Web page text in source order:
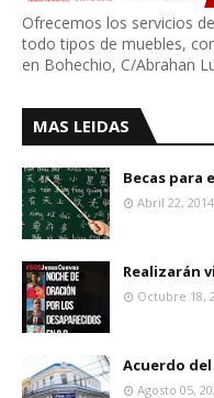
Ofrecemos los servicios
todo tipos de muebles,
en Bohechio, C/Abrahan
MAS LEIDAS
Becas para
Abril 22, 2014
Realizarán
Octubre 18,
Acuerdo
Agosto 05,